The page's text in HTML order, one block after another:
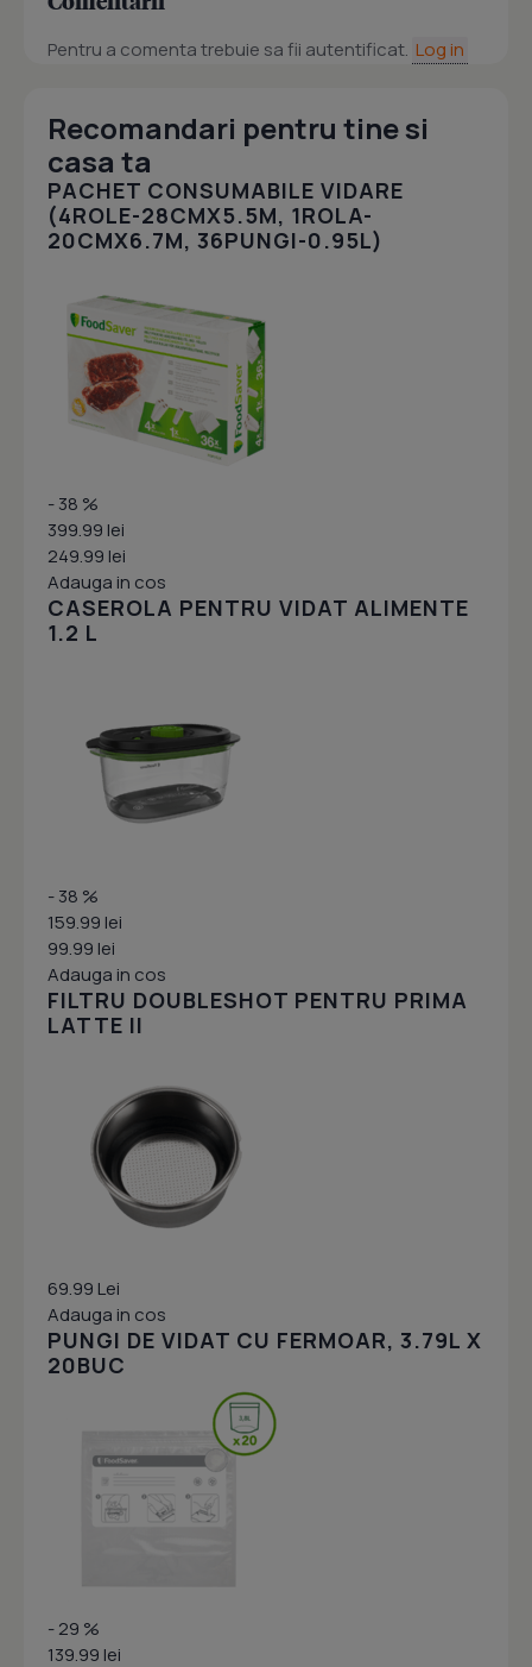
Pentru a comenta trebuie sa fii autentificat. Log in
Recomandari pentru tine si
casa ta
PACHET CONSUMABILE VIDARE
(4ROLE-28CMX5.5M, 1ROLA-
20CMX6.7M, 36PUNGI-0.95L)
- 38 %
399.99 lei
249.99 lei
Adauga in cos
CASEROLA PENTRU VIDAT ALIMENTE
1.2 L
- 38 %
159.99 lei
99.99 lei
Adauga in cos
FILTRU DOUBLESHOT PENTRU PRIMA
LATTE II
69.99 Lei
Adauga in cos
PUNGI DE VIDAT CU FERMOAR, 3.79L X
20BUC
- 29 %
139.99 lei